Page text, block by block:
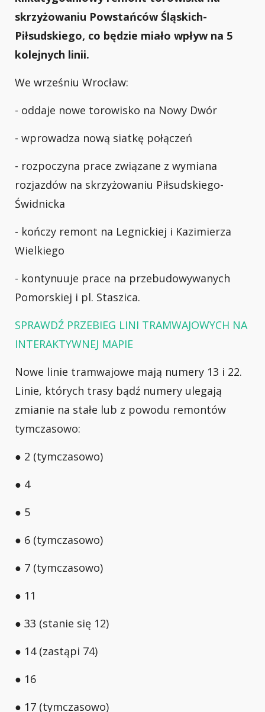
skrzyżowaniu Powstańców Śląskich-
Piłsudskiego, co będzie miało wpływ na 5
kolejnych linii.
We wrześniu Wrocław:
- oddaje nowe torowisko na Nowy Dwór
- wprowadza nową siatkę połączeń
- rozpoczyna prace związane z wymiana
rozjazdów na skrzyżowaniu Piłsudskiego-
Świdnicka
- kończy remont na Legnickiej i Kazimierza
Wielkiego
- kontynuuje prace na przebudowywanych
Pomorskiej i pl. Staszica.
SPRAWDŹ PRZEBIEG LINI TRAMWAJOWYCH NA
INTERAKTYWNEJ MAPIE
Nowe linie tramwajowe mają numery 13 i 22.
Linie, których trasy bądź numery ulegają
zmianie na stałe lub z powodu remontów
tymczasowo:
● 2 (tymczasowo)
● 4
● 5
● 6 (tymczasowo)
● 7 (tymczasowo)
● 11
● 33 (stanie się 12)
● 14 (zastąpi 74)
● 16
● 17 (tymczasowo)